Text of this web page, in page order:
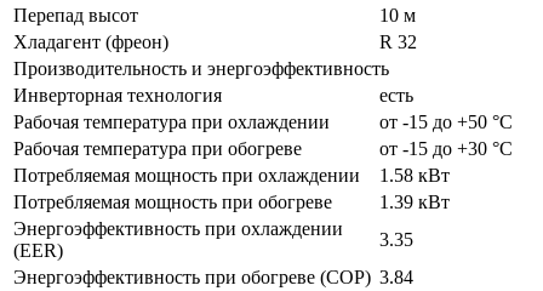
Перепад высот
10 м
Хладагент (фреон)
R 32
Производительность и энергоэффективность
Инверторная технология
есть
Рабочая температура при охлаждении
от -15 до +50 °C
Рабочая температура при обогреве
от -15 до +30 °C
Потребляемая мощность при охлаждении
1.58 кВт
Потребляемая мощность при обогреве
1.39 кВт
Энергоэффективность при охлаждении
(EER)
3.35
Энергоэффективность при обогреве (COP) 3.84